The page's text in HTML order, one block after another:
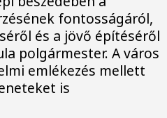
fontosságáról,
és a jövő építéséről
polgármester. A város
emlékezés mellett
is